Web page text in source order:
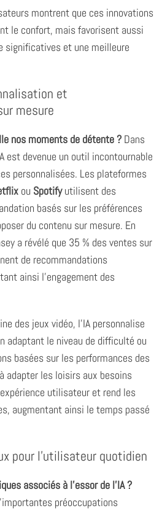
montrent que ces innovations
le confort, mais favorisent aussi
significatives et une meilleure
et
mesure
nos moments de détente ?Dans
est devenue un outil incontournable
personnalisées. Les plateformes
ou Spotifyutilisent des
basés sur les préférences
du contenu sur mesure. En
a révélé que 35 % des ventes sur
de recommandations
ainsi l’engagement des
des jeux vidéo, l’IA personnalise
adaptant le niveau de difficulté ou
basées sur les performances des
adapter les loisirs aux besoins
utilisateur et rend les
augmentant ainsi le temps passé
pour l’utilisateur quotidien
associés à l’essor de l’IA ?
préoccupations